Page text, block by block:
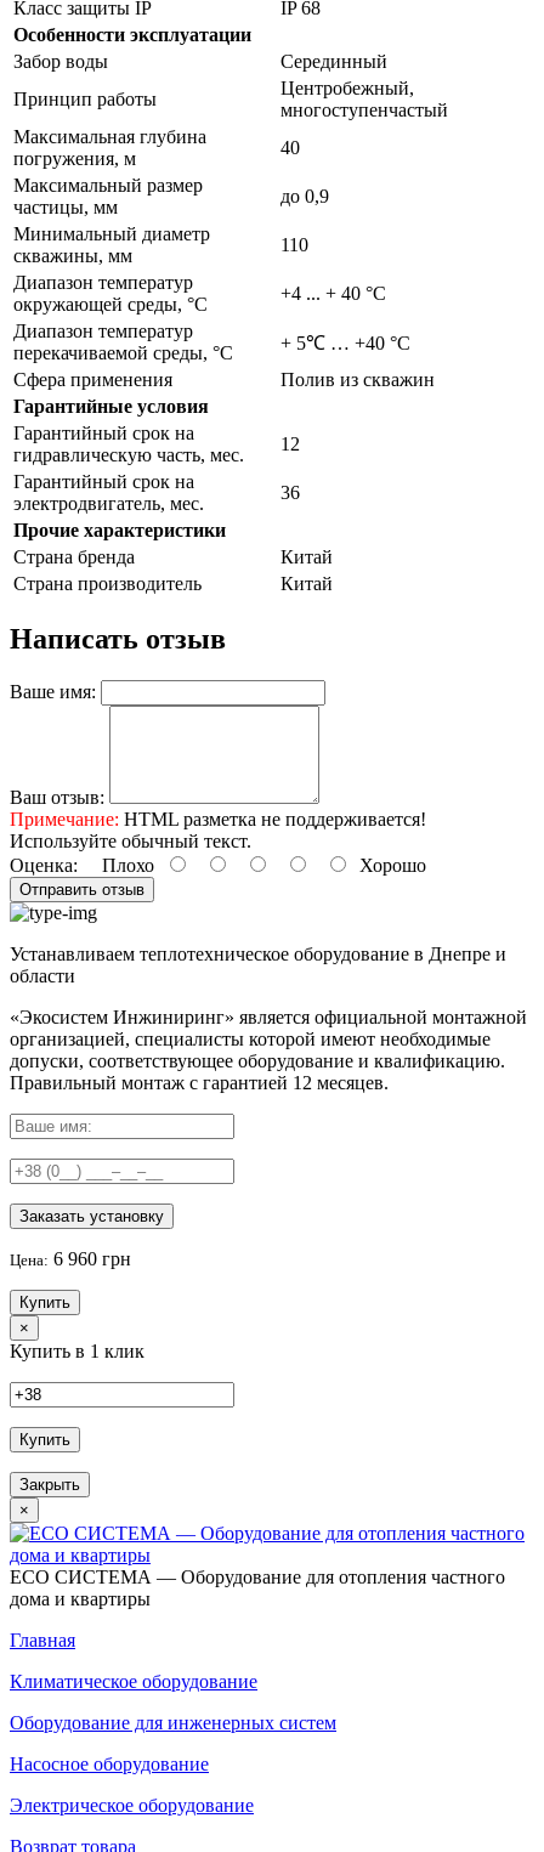
Класс защиты IP
IP 68
Особенности эксплуатации
Забор воды
Серединный
Принцип работы
Центробежный,
многоступенчастый
Максимальная глубина
погружения, м
40
Максимальный размер
частицы, мм
до 0,9
Минимальный диаметр
скважины, мм
110
Диапазон температур
окружающей среды, °С
+4 ... + 40 °C
Диапазон температур
перекачиваемой среды, °С
+ 5℃ … +40 °С
Сфера применения
Полив из скважин
Гарантийные условия
Гарантийный срок на
гидравлическую часть, мес.
12
Гарантийный срок на
электродвигатель, мес.
36
Прочие характеристики
Страна бренда
Китай
Страна производитель
Китай
Написать отзыв
Ваше имя:
Ваш отзыв:
Примечание: HTML разметка не поддерживается!
Используйте обычный текст.
Оценка: Плохо Хорошо
Отправить отзыв
Устанавливаем теплотехническое оборудование в Днепре и
области
«Экосистем Инжиниринг» является официальной монтажной
организацией, специалисты которой имеют необходимые
допуски, соответствующее оборудование и квалификацию.
Правильный монтаж с гарантией 12 месяцев.
Заказать установку
Цена: 6 960 грн
Купить
×
Купить в 1 клик
Купить
Закрыть
×
ECO СИСТЕМА — Оборудование для отопления частного
дома и квартиры
Главная
Климатическое оборудование
Оборудование для инженерных систем
Насосное оборудование
Электрическое оборудование
Возврат товара